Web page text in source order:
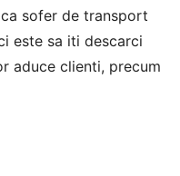
sofer de transport
este sa iti descarci
aduce clienti, precum